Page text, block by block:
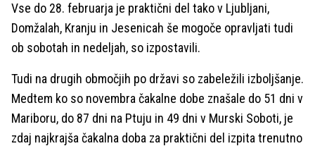
Vse do 28. februarja je praktični del tako v Ljubljani,
Domžalah, Kranju in Jesenicah še mogoče opravljati tudi
ob sobotah in nedeljah, so izpostavili.
Tudi na drugih območjih po državi so zabeležili izboljšanje.
Medtem ko so novembra čakalne dobe znašale do 51 dni v
Mariboru, do 87 dni na Ptuju in 49 dni v Murski Soboti, je
zdaj najkrajša čakalna doba za praktični del izpita trenutno